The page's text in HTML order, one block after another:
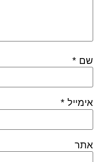
שם *
אימייל *
אתר